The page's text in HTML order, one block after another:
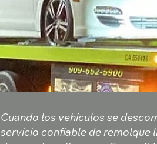
Cuando los vehículos se
servicio confiable de remolque